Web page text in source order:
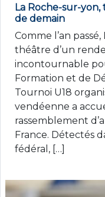
La Roche-sur-
de demain
Comme l’an
théâtre d’un
incontournable
Formation et de
Tournoi U18
vendéenne a
rassemblement
France. Détectés
fédéral, […]